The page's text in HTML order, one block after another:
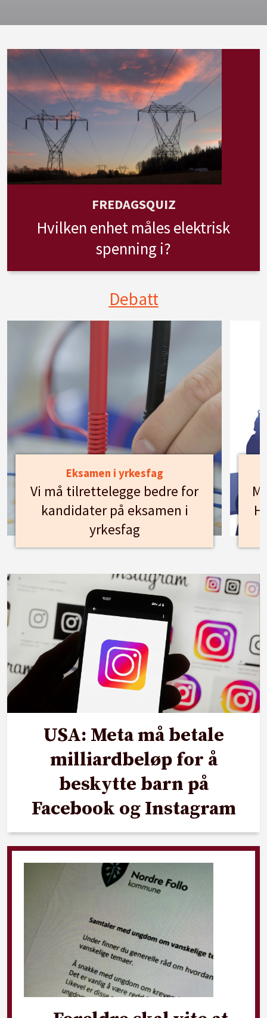
FREDAGSQUIZ
Hvilken enhet måles elektrisk
spenning i?
Debatt
Eksamen i yrkesfag
Vi må tilrettelegge bedre for
kandidater på eksamen i
yrkesfag
USA: Meta må betale
milliardbeløp for å
beskytte barn på
Facebook og Instagram